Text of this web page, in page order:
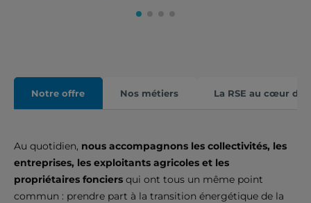
Notre offre Nos métiers La RSE au cœur du
Au quotidien, nous accompagnons les collectivités, les
entreprises, les exploitants agricoles et les
propriétaires fonciers qui ont tous un même point
commun : prendre part à la transition énergétique de la